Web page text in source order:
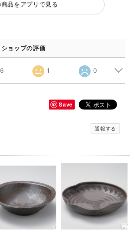
商品をアプリで見る
ショップの評価
6 1 0
Save
通報する